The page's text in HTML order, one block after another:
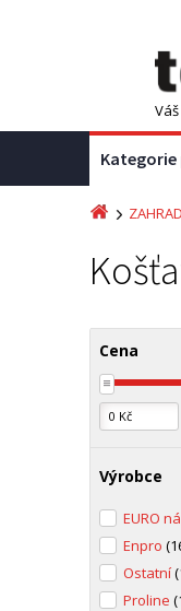
Cena
Výrobce
EURO
Enpro
Ostatní
Proline